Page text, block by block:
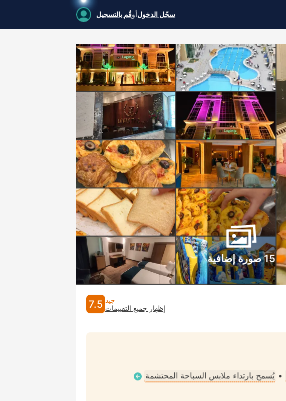
سجّل الدخولأوقُم بالتسجيل
15 صورة إضافية
جيد
إظهار جميع التقييمات 7.5
• يُسمح بارتداء ملابس السباحة المحتشمة